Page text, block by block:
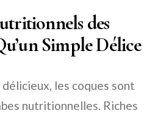
des
Simple Délice
les coques sont
nutritionnelles. Riches